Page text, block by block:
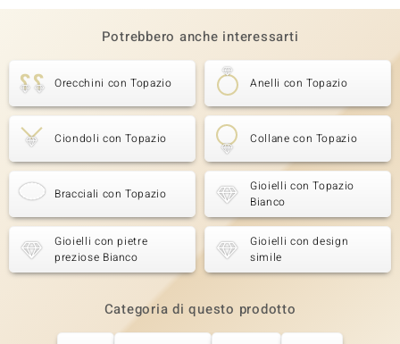
Potrebbero anche interessarti
Orecchini con Topazio Anelli con Topazio
Ciondoli con Topazio Collane con Topazio
Bracciali con Topazio
Gioielli con Topazio
Bianco
Gioielli con pietre
preziose Bianco
Gioielli con design
simile
Categoria di questo prodotto